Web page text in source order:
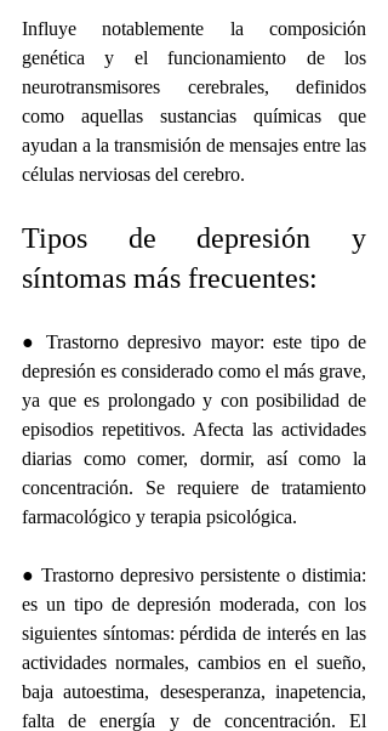
Influye notablemente la composición
genética y el funcionamiento de los
neurotransmisores cerebrales, definidos
como aquellas sustancias químicas que
ayudan a la transmisión de mensajes entre las
células nerviosas del cerebro.
Tipos de depresión y
síntomas más frecuentes:
● Trastorno depresivo mayor: este tipo de
depresión es considerado como el más grave,
ya que es prolongado y con posibilidad de
episodios repetitivos. Afecta las actividades
diarias como comer, dormir, así como la
concentración. Se requiere de tratamiento
farmacológico y terapia psicológica.
● Trastorno depresivo persistente o distimia:
es un tipo de depresión moderada, con los
siguientes síntomas: pérdida de interés en las
actividades normales, cambios en el sueño,
baja autoestima, desesperanza, inapetencia,
falta de energía y de concentración. El